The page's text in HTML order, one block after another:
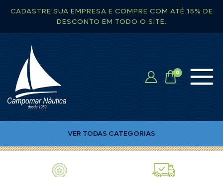
CADASTRE SUA EMPRESA E COMPRE COM ATÉ 15% DE
DESCONTO EM TODO O SITE.
VER TODAS CATEGORIAS